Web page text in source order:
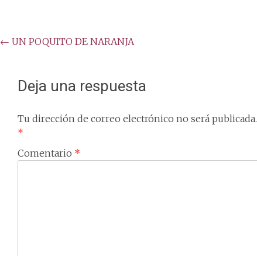
Post
← UN POQUITO DE NARANJA
Deja una respuesta
Tu dirección de correo electrónico no será publicada.
*
Comentario *